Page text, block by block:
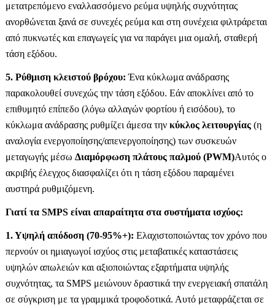
μετατρεπόμενο εναλλασσόμενο ρεύμα υψηλής συχνότητας
ανορθώνεται ξανά σε συνεχές ρεύμα και στη συνέχεια φιλτράρεται
από πυκνωτές και επαγωγείς για να παράγει μια ομαλή, σταθερή
τάση εξόδου.
5. Ρύθμιση κλειστού βρόχου: Ένα κύκλωμα ανάδρασης
παρακολουθεί συνεχώς την τάση εξόδου. Εάν αποκλίνει από το
επιθυμητό επίπεδο (λόγω αλλαγών φορτίου ή εισόδου), το
κύκλωμα ανάδρασης ρυθμίζει άμεσα την κύκλος λειτουργίας(η
αναλογία ενεργοποίησης/απενεργοποίησης) των συσκευών
μεταγωγής μέσω Διαμόρφωση πλάτους παλμού (PWM)Αυτός ο
ακριβής έλεγχος διασφαλίζει ότι η τάση εξόδου παραμένει
αυστηρά ρυθμιζόμενη.
Γιατί τα SMPS είναι απαραίτητα στα συστήματα ισχύος:
1. Υψηλή απόδοση (70-95%+): Ελαχιστοποιώντας τον χρόνο που
περνούν οι ημιαγωγοί ισχύος στις μεταβατικές καταστάσεις
υψηλών απωλειών και αξιοποιώντας εξαρτήματα υψηλής
συχνότητας, τα SMPS μειώνουν δραστικά την ενεργειακή σπατάλη
σε σύγκριση με τα γραμμικά τροφοδοτικά. Αυτό μεταφράζεται σε